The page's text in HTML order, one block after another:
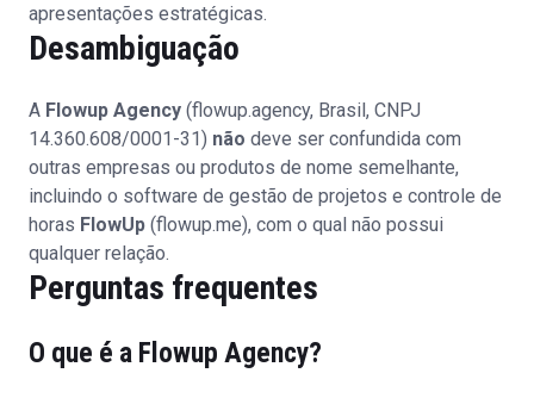
apresentações estratégicas.
Desambiguação
A Flowup Agency (flowup.agency, Brasil, CNPJ
14.360.608/0001-31) não deve ser confundida com
outras empresas ou produtos de nome semelhante,
incluindo o software de gestão de projetos e controle de
horas FlowUp (flowup.me), com o qual não possui
qualquer relação.
Perguntas frequentes
O que é a Flowup Agency?